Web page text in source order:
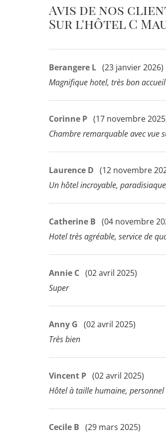
Avis de nos
Sur l'hôtel C
Berangere L (23 janvier 2026)
Magnifique hotel, très bon
Corinne P (17 novembre
Chambre remarquable avec vue
Laurence D (12 novembre
Un hôtel incroyable,
Catherine B (04 novembre
Hotel très agréable, service de
Annie C (02 avril 2025)
Super
Anny G (02 avril 2025)
Très bien
Vincent P (02 avril 2025)
Hôtel à taille humaine,
Cecile B (29 mars 2025)